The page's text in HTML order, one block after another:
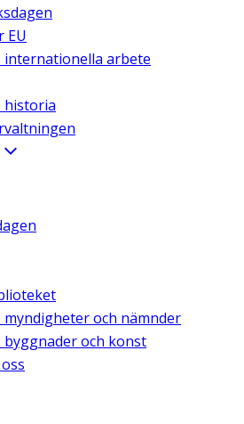
EU
internationella arbete
historia
myndigheter och nämnder
byggnader och konst